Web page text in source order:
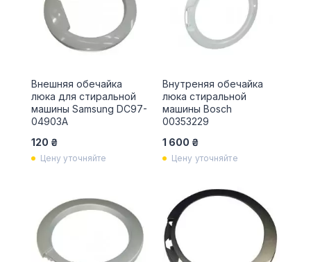
Внешняя обечайка
люка для стиральной
машины Samsung DC97-
04903A
120 ₴
Цену уточняйте
Внутреняя обечайка
люка стиральной
машины Bosch
00353229
1 600 ₴
Цену уточняйте